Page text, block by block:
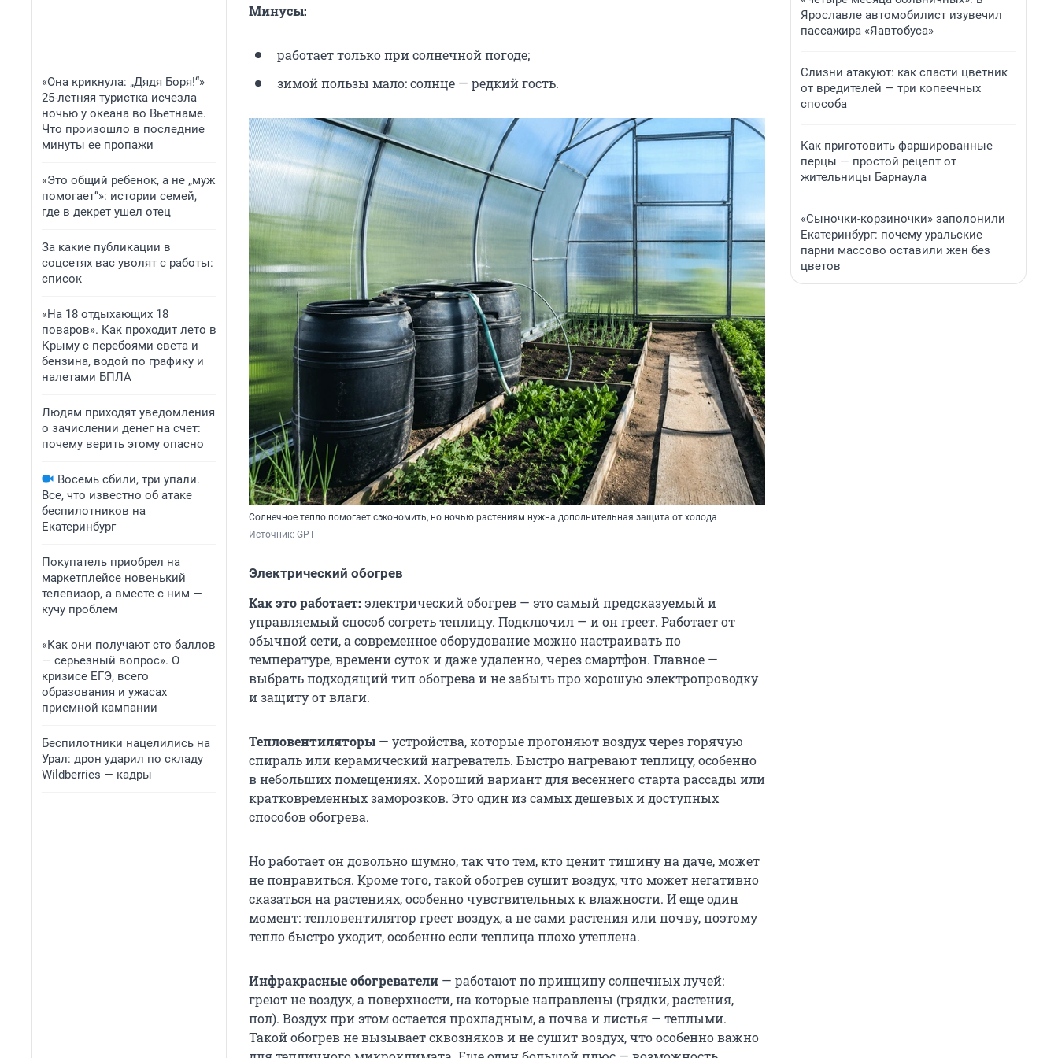
«Она крикнула: „Дядя Боря!“»
25-летняя туристка исчезла
ночью у океана во Вьетнаме.
Что произошло в последние
минуты ее пропажи
«Это общий ребенок, а не „муж
помогает“»: истории семей,
где в декрет ушел отец
За какие публикации в
соцсетях вас уволят с работы:
список
«На 18 отдыхающих 18
поваров». Как проходит лето в
Крыму с перебоями света и
бензина, водой по графику и
налетами БПЛА
Людям приходят уведомления
о зачислении денег на счет:
почему верить этому опасно
Восемь сбили, три упали.
Все, что известно об атаке
беспилотников на
Екатеринбург
Покупатель приобрел на
маркетплейсе новенький
телевизор, а вместе с ним —
кучу проблем
«Как они получают сто баллов
— серьезный вопрос». О
кризисе ЕГЭ, всего
образования и ужасах
приемной кампании
Беспилотники нацелились на
Урал: дрон ударил по складу
Wildberries — кадры
Минусы:
работает только при солнечной погоде;
зимой пользы мало: солнце — редкий гость.
Солнечное тепло помогает сэкономить, но ночью растениям нужна дополнительная защита от холода
Источник: GPT
Электрический обогрев
Как это работает: электрический обогрев — это самый предсказуемый и
управляемый способ согреть теплицу. Подключил — и он греет. Работает от
обычной сети, а современное оборудование можно настраивать по
температуре, времени суток и даже удаленно, через смартфон. Главное —
выбрать подходящий тип обогрева и не забыть про хорошую электропроводку
и защиту от влаги.
Тепловентиляторы — устройства, которые прогоняют воздух через горячую
спираль или керамический нагреватель. Быстро нагревают теплицу, особенно
в небольших помещениях. Хороший вариант для весеннего старта рассады или
кратковременных заморозков. Это один из самых дешевых и доступных
способов обогрева.
Но работает он довольно шумно, так что тем, кто ценит тишину на даче, может
не понравиться. Кроме того, такой обогрев сушит воздух, что может негативно
сказаться на растениях, особенно чувствительных к влажности. И еще один
момент: тепловентилятор греет воздух, а не сами растения или почву, поэтому
тепло быстро уходит, особенно если теплица плохо утеплена.
Инфракрасные обогреватели — работают по принципу солнечных лучей:
греют не воздух, а поверхности, на которые направлены (грядки, растения,
пол). Воздух при этом остается прохладным, а почва и листья — теплыми.
Такой обогрев не вызывает сквозняков и не сушит воздух, что особенно важно
Ярославле автомобилист изувечил
пассажира «Яавтобуса»
Слизни атакуют: как спасти цветник
от вредителей — три копеечных
способа
Как приготовить фаршированные
перцы — простой рецепт от
жительницы Барнаула
«Сыночки-корзиночки» заполонили
Екатеринбург: почему уральские
парни массово оставили жен без
цветов